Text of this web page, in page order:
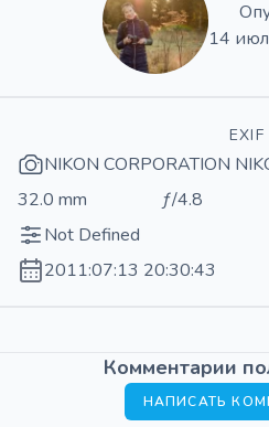
14
EXIF
NIKON CORPORATION
32.0 mm
ƒ/4.8
Not Defined
2011:07:13 20:30:43
Комментарии
НАПИСАТЬ